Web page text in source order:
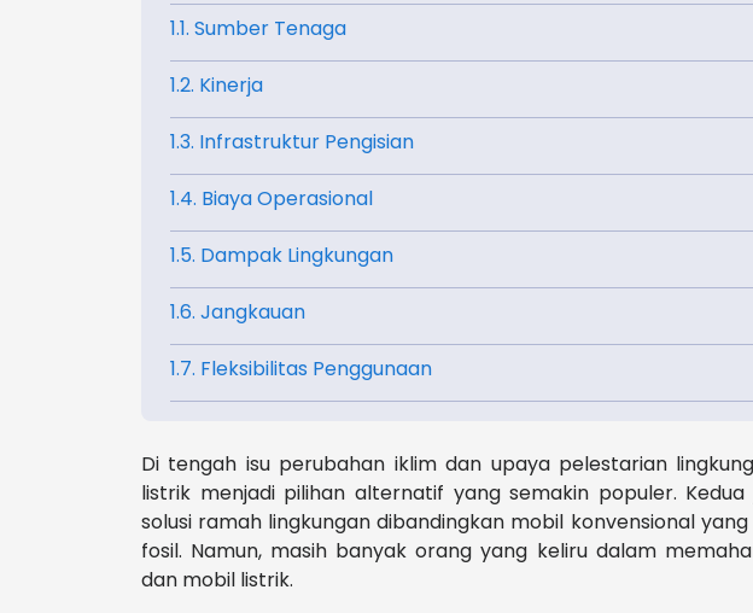
1.1. Sumber Tenaga
1.2. Kinerja
1.3. Infrastruktur Pengisian
1.4. Biaya Operasional
1.5. Dampak Lingkungan
1.6. Jangkauan
1.7. Fleksibilitas Penggunaan
Di tengah isu perubahan iklim dan upaya pelestarian
listrik menjadi pilihan alternatif yang semakin populer.
solusi ramah lingkungan dibandingkan mobil konvensional
fosil. Namun, masih banyak orang yang keliru dalam
dan mobil listrik.